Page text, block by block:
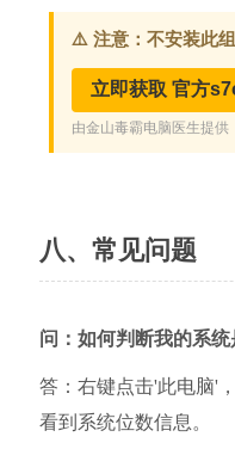
八、常见问题
问：如何判断我的系统
答：右键点击'此电脑'
看到系统位数信息。